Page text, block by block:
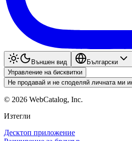
Външен вид
Български
Управление на бисквитки
Не продавай и не споделяй личната ми
© 2026 WebCatalog, Inc.
Изтегли
Десктоп приложение